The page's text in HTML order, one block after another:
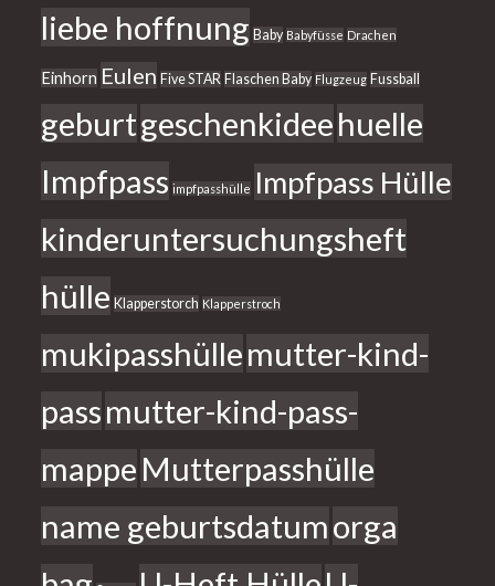
liebe hoffnung Baby Babyfüsse Drachen
Einhorn Eulen Five STAR Flaschen Baby Flugzeug Fussball
geburtgeschenkideehuelle
Impfpass impfpasshülle Impfpass Hülle
kinderuntersuchungsheft
hülle Klapperstorch Klapperstroch
mukipasshüllemutter-kind-
passmutter-kind-pass-
mappe Mutterpasshülle
name geburtsdatumorga